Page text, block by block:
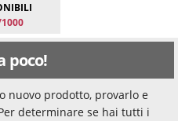
poco!
nuovo prodotto, provarlo e
determinare se hai tutti i